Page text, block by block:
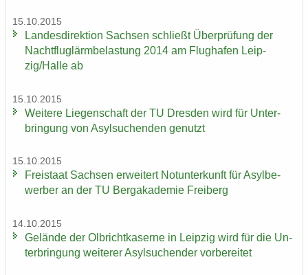
15.10.2015
Lan­des­di­rek­ti­on Sach­sen schließt Über­prü­fung der
Nacht­flug­lärm­be­las­tung 2014 am Flug­ha­fen Leip­
zig/Halle ab
15.10.2015
Wei­te­re Lie­gen­schaft der TU Dres­den wird für Un­ter­
brin­gung von Asyl­su­chen­den ge­nutzt
15.10.2015
Frei­staat Sach­sen er­wei­tert Not­un­ter­kunft für Asyl­be­
wer­ber an der TU Berg­aka­de­mie Frei­berg
14.10.2015
Ge­län­de der Ol­bricht­ka­ser­ne in Leip­zig wird für die Un­
ter­brin­gung wei­te­rer Asyl­su­chen­der vor­be­rei­tet